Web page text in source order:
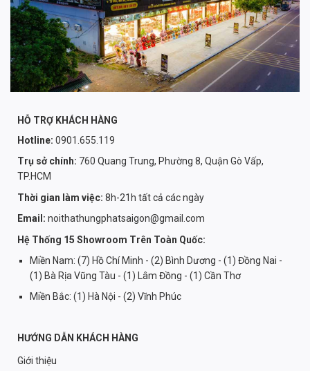
HỖ TRỢ KHÁCH HÀNG
Hotline: 0901.655.119
Trụ sở chính: 760 Quang Trung, Phường 8, Quận Gò Vấp,
TP.HCM
Thời gian làm việc: 8h-21h tất cả các ngày
Email: noithathungphatsaigon@gmail.com
Hệ Thống 15 Showroom Trên Toàn Quốc:
Miền Nam: (7) Hồ Chí Minh - (2) Bình Dương - (1) Đồng Nai -
(1) Bà Rịa Vũng Tàu - (1) Lâm Đồng - (1) Cần Thơ
Miền Bắc: (1) Hà Nội - (2) Vĩnh Phúc
HƯỚNG DẪN KHÁCH HÀNG
Giới thiệu